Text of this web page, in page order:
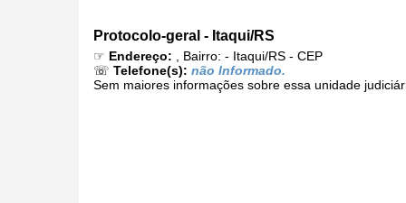
Protocolo-geral - Itaqui/RS
☞ Endereço: , Bairro: - Itaqui/RS - CEP
☏ Telefone(s): não Informado.
Sem maiores informações sobre essa unidade